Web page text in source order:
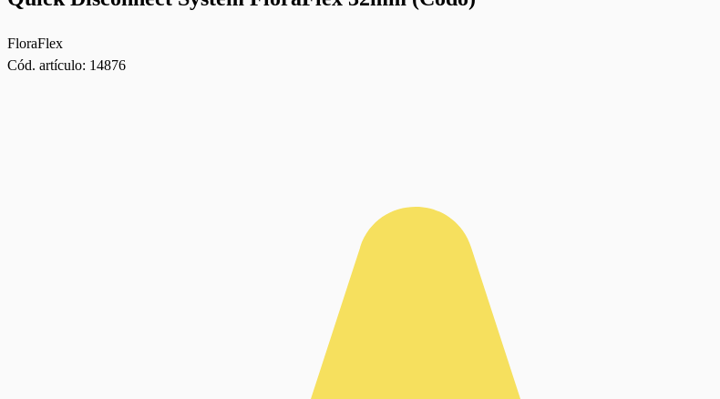
FloraFlex
Cód. artículo: 14876